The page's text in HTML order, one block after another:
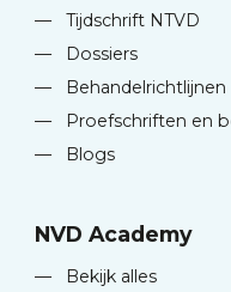
—
Tijdschrift NTVD
—
Dossiers
—
Behandelrichtlijnen
—
Proefschriften en
—
Blogs
NVD Academy
—
Bekijk alles